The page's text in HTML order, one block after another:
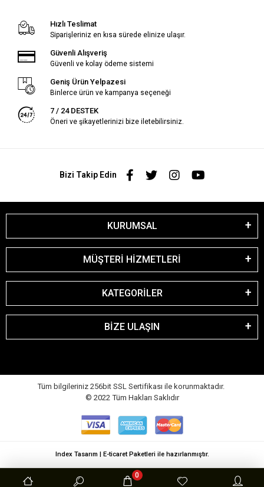
Hızlı Teslimat
Siparişleriniz en kısa sürede elinize ulaşır.
Güvenli Alışveriş
Güvenli ve kolay ödeme sistemi
Geniş Ürün Yelpazesi
Binlerce ürün ve kampanya seçeneği
7 / 24 DESTEK
Öneri ve şikayetlerinizi bize iletebilirsiniz.
Bizi Takip Edin
KURUMSAL
MÜŞTERİ HİZMETLERİ
KATEGORİLER
BİZE ULAŞIN
Tüm bilgileriniz 256bit SSL Sertifikası ile korunmaktadır.
© 2022 Tüm Hakları Saklıdır
0
Index Tasarım | E-ticaret Paketleri ile hazırlanmıştır.